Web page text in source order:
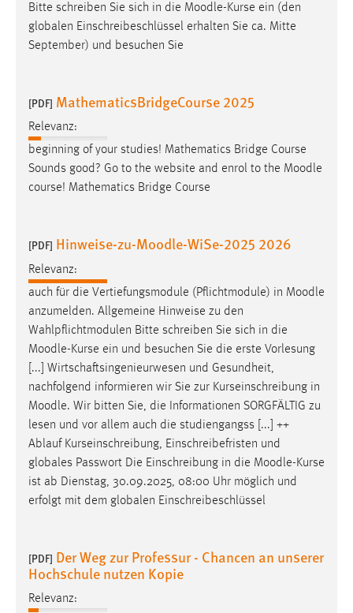
Bitte schreiben Sie sich in die Moodle-Kurse ein (den
globalen Einschreibeschlüssel erhalten Sie ca. Mitte
September) und besuchen Sie
[PDF] MathematicsBridgeCourse 2025
Relevanz:
beginning of your studies! Mathematics Bridge Course
Sounds good? Go to the website and enrol to the Moodle
course! Mathematics Bridge Course
[PDF] Hinweise-zu-Moodle-WiSe-2025 2026
Relevanz:
auch für die Vertiefungsmodule (Pflichtmodule) in Moodle
anzumelden. Allgemeine Hinweise zu den
Wahlpflichtmodulen Bitte schreiben Sie sich in die
Moodle-Kurse ein und besuchen Sie die erste Vorlesung
[...] Wirtschaftsingenieurwesen und Gesundheit,
nachfolgend informieren wir Sie zur Kurseinschreibung in
Moodle. Wir bitten Sie, die Informationen SORGFÄLTIG zu
lesen und vor allem auch die studiengangss [...] ++
Ablauf Kurseinschreibung, Einschreibefristen und
globales Passwort Die Einschreibung in die Moodle-Kurse
ist ab Dienstag, 30.09.2025, 08:00 Uhr möglich und
erfolgt mit dem globalen Einschreibeschlüssel
[PDF] Der Weg zur Professur - Chancen an unserer
Hochschule nutzen Kopie
Relevanz:
MARKETING
Marketing Cookies werden von Drittanbietern
hinweg verfolgen.
Google Ads
Name:
_gcl_au
Conversion-Tracking
Cookie Laufzeit:
3 Monate
Facebook Pixel
Name:
_fbp
Anbieter:
Facebook
Zweck:
Conversion-Tracking
3 Monate